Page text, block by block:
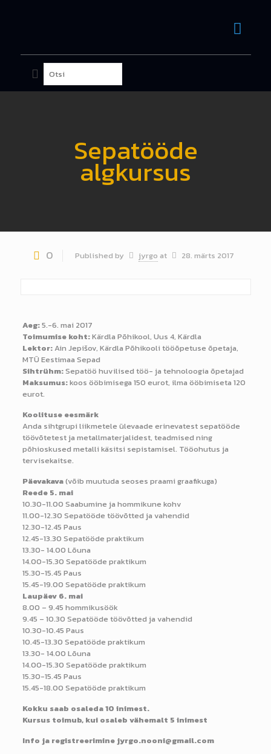
Sepatööde
algkursus
0 Published by jyrgo at 28. märts 2017
Aeg:5.-6. mai 2017
Toimumise koht:Kärdla Põhikool, Uus 4, Kärdla
Lektor:Ain Jepišov, Kärdla Põhikooli tööõpetuse õpetaja,
MTÜ Eestimaa Sepad
Sihtrühm:Sepatöö huvilised töö- ja tehnoloogia õpetajad
Maksumus:koos ööbimisega 150 eurot, ilma ööbimiseta 120
eurot.
Koolituse eesmärk
Anda sihtgrupi liikmetele ülevaade erinevatest sepatööde
töövõtetest ja metallmaterjalidest, teadmised ning
põhioskused metalli käsitsi sepistamisel. Tööohutus ja
tervisekaitse.
Päevakava(võib muutuda seoses praami graafikuga)
Reede 5. mai
10.30-11.00 Saabumine ja hommikune kohv
11.00-12.30 Sepatööde töövõtted ja vahendid
12.30-12.45 Paus
12.45-13.30 Sepatööde praktikum
13.30- 14.00 Lõuna
14.00-15.30 Sepatööde praktikum
15.30-15.45 Paus
15.45-19.00 Sepatööde praktikum
Laupäev 6. mai
8.00 – 9.45 hommikusöök
9.45 – 10.30 Sepatööde töövõtted ja vahendid
10.30-10.45 Paus
10.45-13.30 Sepatööde praktikum
13.30- 14.00 Lõuna
14.00-15.30 Sepatööde praktikum
15.30-15.45 Paus
15.45-18.00 Sepatööde praktikum
Kokku saab osaleda 10 inimest.
Kursus toimub, kui osaleb vähemalt 5 inimest
Info ja registreerimine jyrgo.nooni@gmail.com